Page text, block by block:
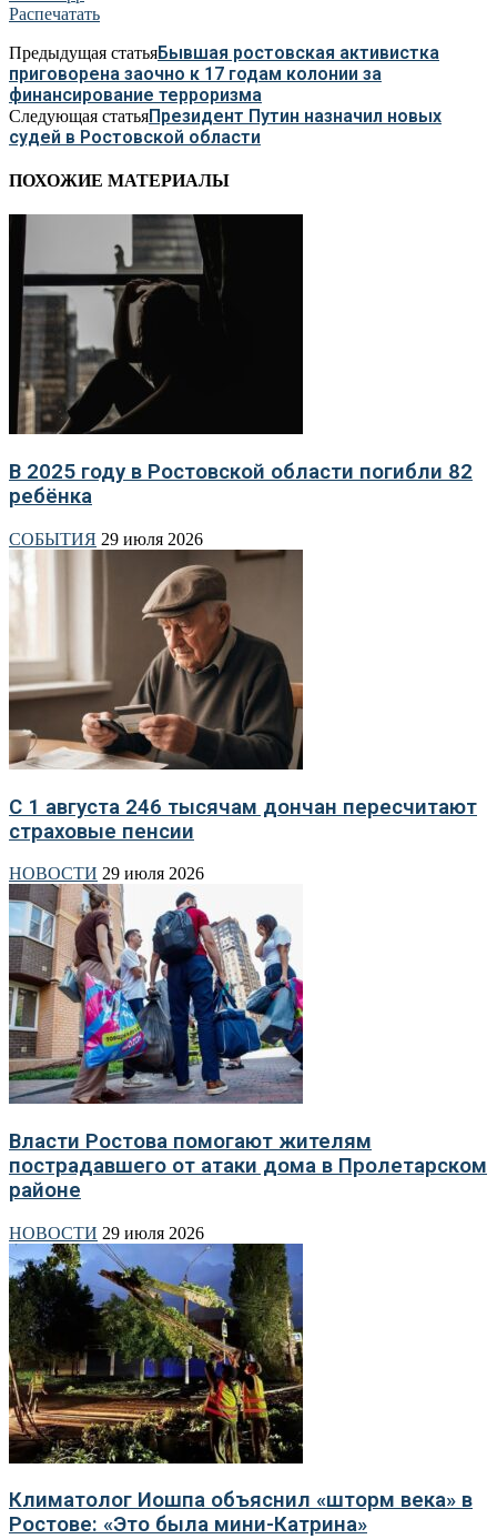
Распечатать
Предыдущая статьяБывшая ростовская активистка
приговорена заочно к 17 годам колонии за
финансирование терроризма
Следующая статьяПрезидент Путин назначил новых
судей в Ростовской области
ПОХОЖИЕ МАТЕРИАЛЫ
В 2025 году в Ростовской области погибли 82
ребёнка
СОБЫТИЯ 29 июля 2026
С 1 августа 246 тысячам дончан пересчитают
страховые пенсии
НОВОСТИ 29 июля 2026
Власти Ростова помогают жителям
пострадавшего от атаки дома в Пролетарском
районе
НОВОСТИ 29 июля 2026
Климатолог Иошпа объяснил «шторм века» в
Ростове: «Это была мини-Катрина»